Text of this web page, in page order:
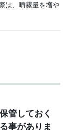
は、噴霧量を増や
管しておく
事がありま